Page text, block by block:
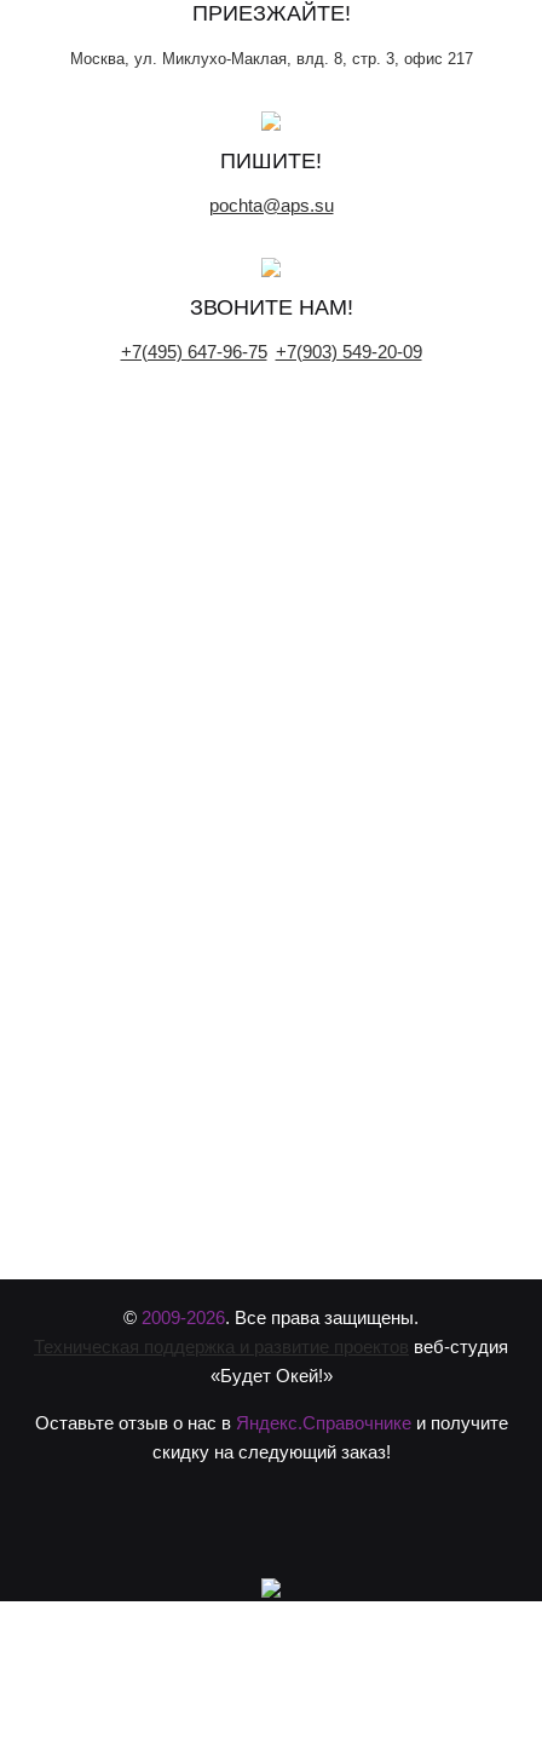
ПРИЕЗЖАЙТЕ!
Москва, ул. Миклухо-Маклая, влд. 8, стр. 3, офис 217
ПИШИТЕ!
pochta@aps.su
ЗВОНИТЕ НАМ!
+7(495) 647-96-75 +7(903) 549-20-09
© 2009-2026. Все права защищены.
Техническая поддержка и развитие проектов веб-студия
«Будет Окей!»
Оставьте отзыв о нас в Яндекс.Справочникеи получите
скидку на следующий заказ!